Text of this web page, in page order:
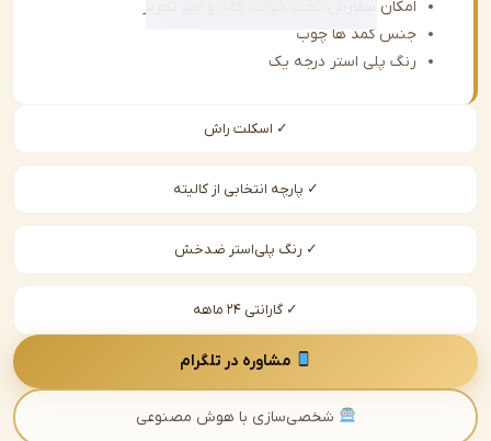
امکان سفارش تخت خواب، کمد و میز تحریر
جنس کمد ها چوب
رنگ پلی استر درجه یک
✓ اسکلت راش
✓ پارچه انتخابی از کالیته
✓ رنگ پلی‌استر ضدخش
مشاوره در تلگرام
شخصی‌سازی با هوش مصنوعی